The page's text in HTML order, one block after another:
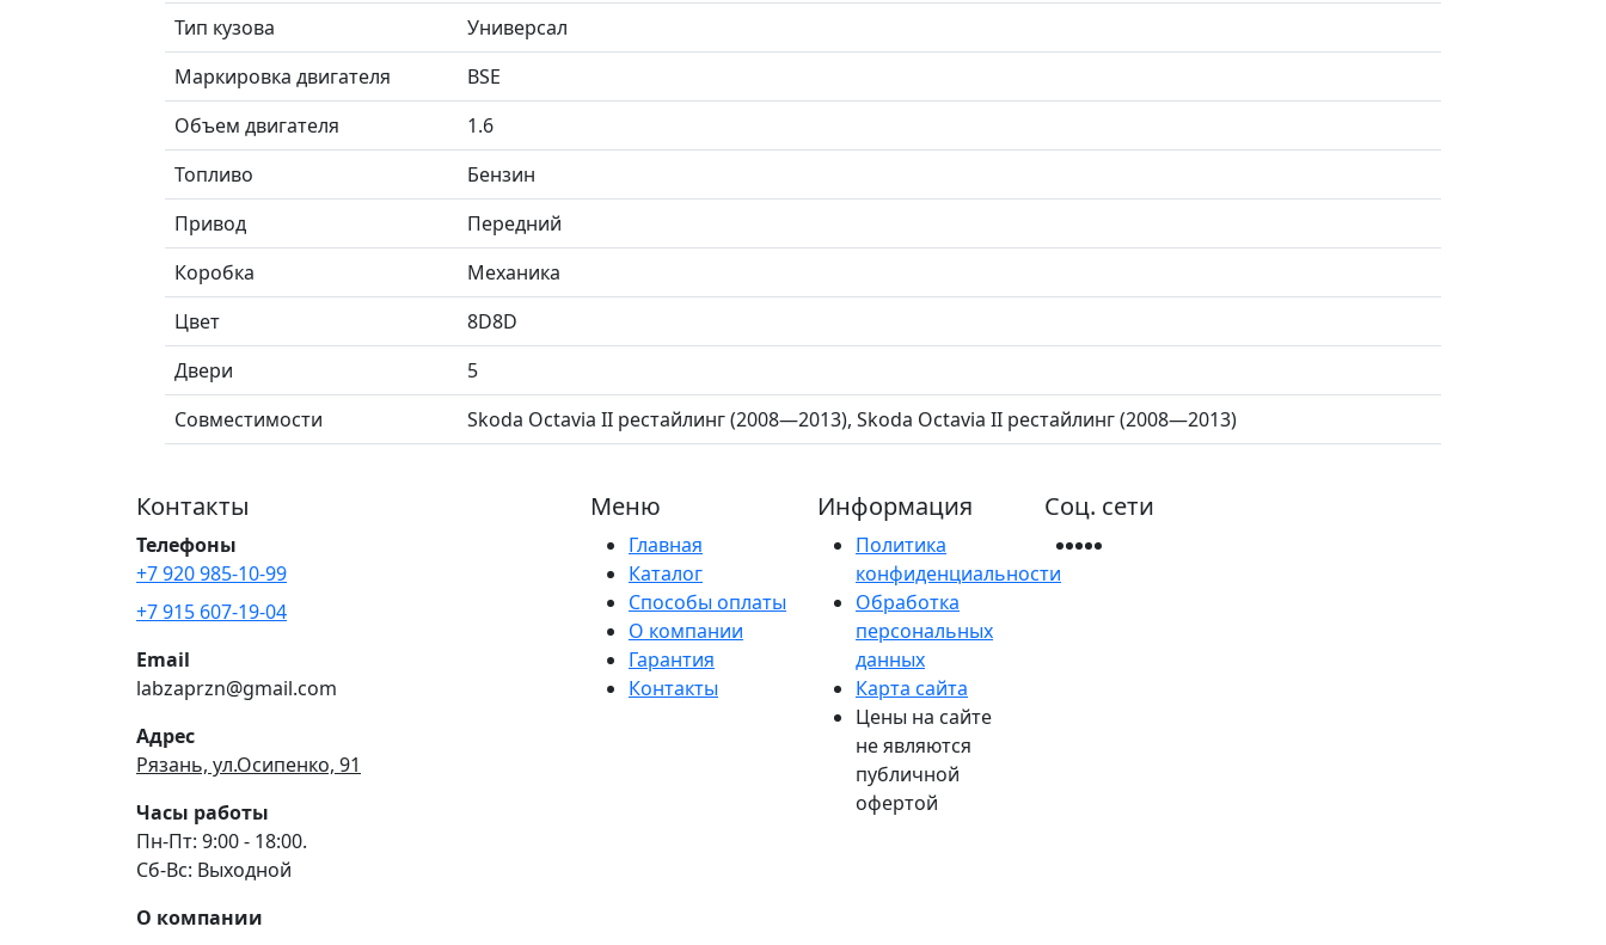
Тип кузова
Универсал
Маркировка двигателя
BSE
Объем двигателя
1.6
Топливо
Бензин
Привод
Передний
Коробка
Механика
Цвет
8D8D
Двери
5
Совместимости
Skoda Octavia II рестайлинг (2008—2013), Skoda Octavia II рестайлинг (2008—2013)
Контакты
Телефоны
+7 920 985-10-99
+7 915 607-19-04
Email
labzaprzn@gmail.com
Адрес
Рязань, ул.Осипенко, 91
Часы работы
Пн-Пт: 9:00 - 18:00.
Сб-Вс: Выходной
О компании
Меню
Главная
Каталог
Способы оплаты
О компании
Гарантия
Контакты
Информация
Политика
конфиденциальности
Обработка
персональных
данных
Карта сайта
Цены на сайте
не являются
публичной
офертой
Соц. сети